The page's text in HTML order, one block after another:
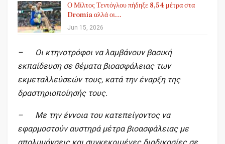
Ο Μίλτος Τεντόγλου πήδηξε 8,54 μέτρα στα
Dromia αλλά οι…
Jun 15, 2026
– Οι κτηνοτρόφοι να λαμβάνουν βασική
εκπαίδευση σε θέματα βιοασφάλειας των
εκμεταλλεύσεών τους, κατά την έναρξη της
δραστηριοποίησής τους.
– Με την έννοια του κατεπείγοντος να
εφαρμοστούν αυστηρά μέτρα βιοασφάλειας με
απολυμάνσεις και συγκεκριμένες διαδικασίες σε